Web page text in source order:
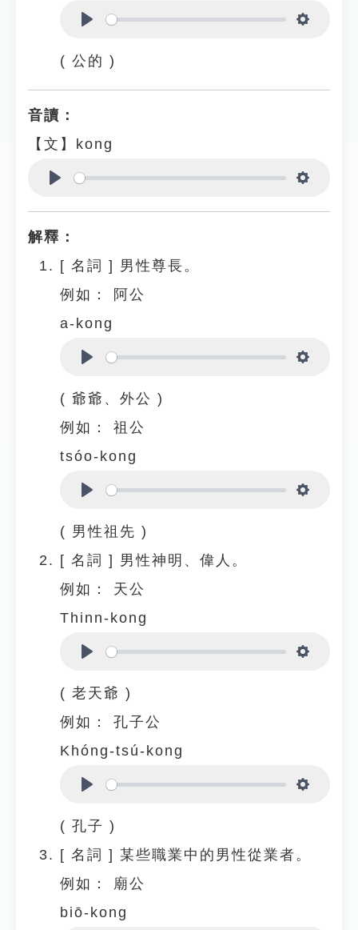
( 公的 )
音讀：
【文】kong
解釋：
[ 名詞 ] 男性尊長。
例如：
阿公
a-kong
( 爺爺、外公 )
例如：
祖公
tsóo-kong
( 男性祖先 )
[ 名詞 ] 男性神明、偉人。
例如：
天公
Thinn-kong
( 老天爺 )
例如：
孔子公
Khóng-tsú-kong
( 孔子 )
[ 名詞 ] 某些職業中的男性從業者。
例如：
廟公
biō-kong